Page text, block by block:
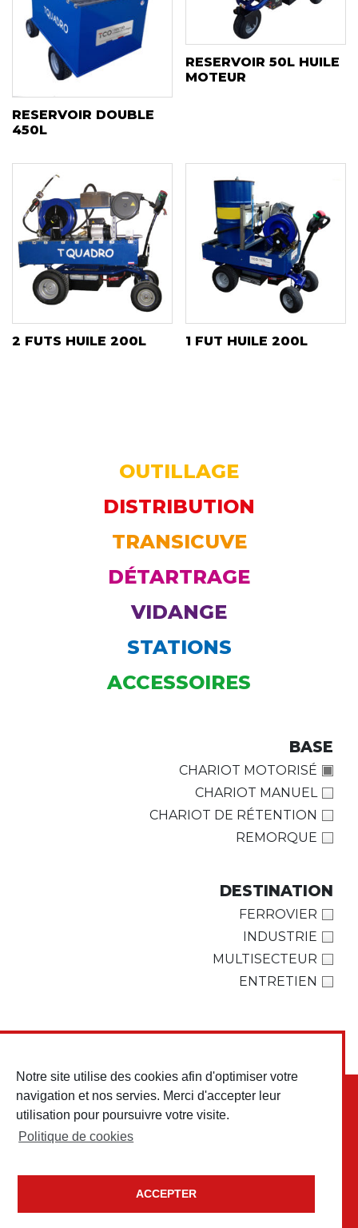
Notre site utilise des cookies afin d'optimiser votre
navigation et nos servies. Merci d'accepter leur
utilisation pour poursuivre votre visite.
Politique de cookies
ACCEPTER
OUTILLAGE
DISTRIBUTION
TRANSICUVE
DÉTARTRAGE
VIDANGE
STATIONS
ACCESSOIRES
BASE
CHARIOT MOTORISÉ
CHARIOT MANUEL
CHARIOT DE RÉTENTION
REMORQUE
DESTINATION
FERROVIER
INDUSTRIE
MULTISECTEUR
ENTRETIEN
RESERVOIR DOUBLE
450L
RESERVOIR 50L HUILE
MOTEUR
2 FUTS HUILE 200L 1 FUT HUILE 200L